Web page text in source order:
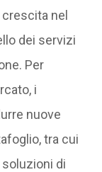
nel
dei servizi
Per
i
nuove
tra cui
di